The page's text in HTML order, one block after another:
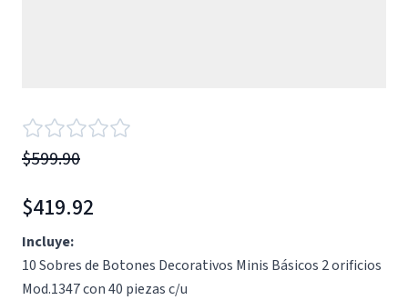
$599.90
$419.92
Incluye:
10 Sobres de Botones Decorativos Minis Básicos 2 orificios
Mod.1347 con 40 piezas c/u